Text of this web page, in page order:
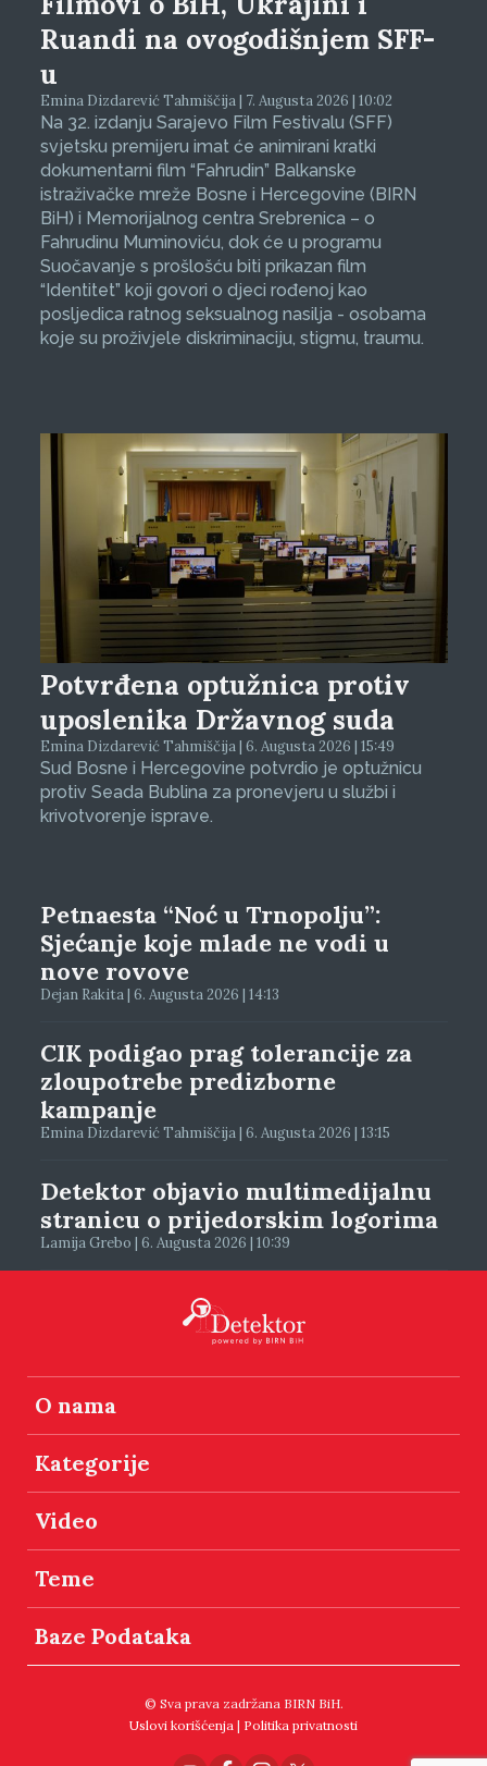
Ruandi na ovogodišnjem SFF-
u
Emina Dizdarević Tahmiščija | 7. Augusta 2026 | 10:02
Na 32. izdanju Sarajevo Film Festivalu (SFF)
svjetsku premijeru imat će animirani kratki
dokumentarni film “Fahrudin” Balkanske
istraživačke mreže Bosne i Hercegovine (BIRN
BiH) i Memorijalnog centra Srebrenica – o
Fahrudinu Muminoviću, dok će u programu
Suočavanje s prošlošću biti prikazan film
“Identitet” koji govori o djeci rođenoj kao
posljedica ratnog seksualnog nasilja - osobama
koje su proživjele diskriminaciju, stigmu, traumu.
Potvrđena optužnica protiv
uposlenika Državnog suda
Emina Dizdarević Tahmiščija | 6. Augusta 2026 | 15:49
Sud Bosne i Hercegovine potvrdio je optužnicu
protiv Seada Bublina za pronevjeru u službi i
krivotvorenje isprave.
Petnaesta “Noć u Trnopolju”:
Sjećanje koje mlade ne vodi u
nove rovove
Dejan Rakita | 6. Augusta 2026 | 14:13
CIK podigao prag tolerancije za
zloupotrebe predizborne
kampanje
Emina Dizdarević Tahmiščija | 6. Augusta 2026 | 13:15
Detektor objavio multimedijalnu
stranicu o prijedorskim logorima
Lamija Grebo | 6. Augusta 2026 | 10:39
O nama
Kategorije
Video
Teme
Baze Podataka
© Sva prava zadržana BIRN BiH.
Uslovi korišćenja | Politika privatnosti